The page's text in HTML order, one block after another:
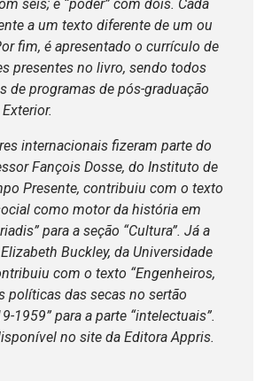
seis; e “poder” com dois. Cada
a um texto diferente de um ou
fim, é apresentado o currículo de
presentes no livro, sendo todos
de programas de pós-graduação
internacionais fizeram parte do
Fançois Dosse, do Instituto de
Presente, contribuiu com o texto
como motor da história em
para a seção “Cultura”. Já a
Buckley, da Universidade
com o texto “Engenheiros,
políticas das secas no sertão
1959” para a parte “intelectuais”.
no site da Editora Appris.